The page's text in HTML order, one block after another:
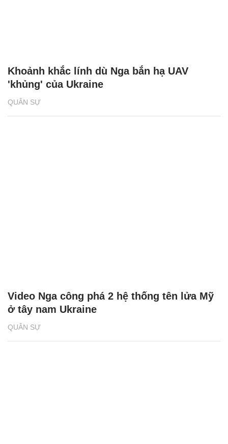
QUÂN SỰ
Khoảnh khắc lính dù Nga bắn hạ UAV
'khủng' của Ukraine
QUÂN SỰ
Video Nga công phá 2 hệ thống tên lửa Mỹ
ở tây nam Ukraine